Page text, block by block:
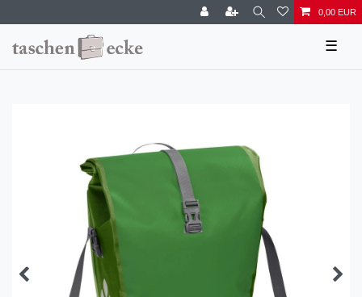
0,00 EUR
☰